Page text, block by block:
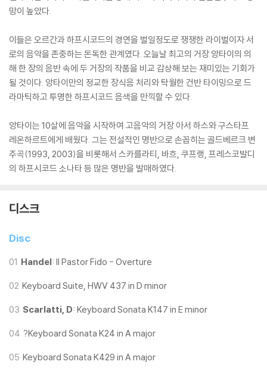
망이 높았다.
이들은 오르간과 하프시코드의 경연을 벌일정도로 쟁쟁한 라이벌이자 서
로의 음악을 존중하는 돈독한 관계였다. 오늘날 최고의 거장 앙타이의 의
해 한 장의 음반 속에 두 거장의 작품을 비교 감상해 보는 재미있는 기회가
될 것이다. 앙타이만의 정교한 장식음 처리와 탁월한 건반 타이밍으로 드
라마틱하고 투명한 하프시코드 음색을 만끽할 수 있다.
앙타이는 10살에 음악을 시작하여 고음악의 거장 아서 하스와 구스타프
레온하르트에게 배웠다. 그는 전설적인 명반으로 손꼽히는 골드베르크 변
주곡(1993, 2003)을 비롯해서 스카를라티, 바흐, 쿠프랭, 프레스코발디
의 하프시코드 소나타 등 많은 명반을 발매하였다.
디스크
Disc
01 Handel: Il Pastor Fido - Overture
02 Keyboard Suite, HWV 437 in D minor
03 Scarlatti, D: Keyboard Sonata K147 in E minor
04 ?Keyboard Sonata K24 in A major
05 Keyboard Sonata K429 in A major